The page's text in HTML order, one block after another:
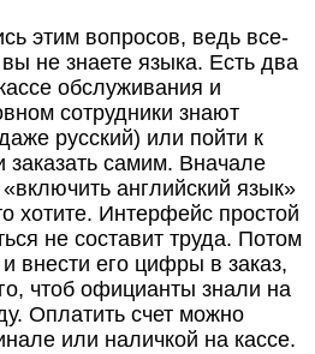
этим вопросов, ведь все-
не знаете языка. Есть два
обслуживания и
сотрудники знают
русский) или пойти к
самим. Вначале
английский язык»
хотите. Интерфейс простой
не составит труда. Потом
внести его цифры в заказ,
чтоб официанты знали на
Оплатить счет можно
или наличкой на кассе.